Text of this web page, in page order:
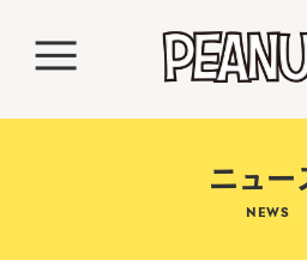
ニュー
NEWS